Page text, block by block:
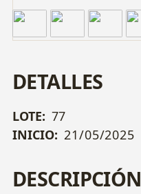
DETALLES
LOTE: 77
INICIO: 21/05/2025
DESCRIPCIÓN